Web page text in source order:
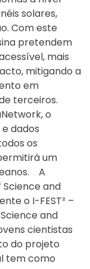
solares,
Com este
pretendem
mais
mitigando a
em
terceiros.
o
dados
os
um
A
and
o I-FEST² –
and
cientistas
do projeto
tem como